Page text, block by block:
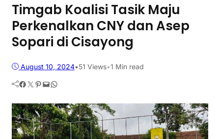
Timgab Koalisi Tasik Maju
Perkenalkan CNY dan Asep
Sopari di Cisayong
August 10, 2024•51 Views•1 Min read
Facebook Twitter Pinterest Mail WhatsApp